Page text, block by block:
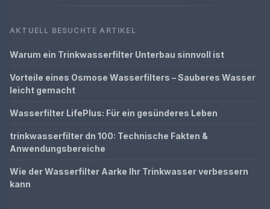
AKTUELL BESUCHTE ARTIKEL
Warum ein Trinkwasserfilter Unterbau sinnvoll ist
Vorteile eines Osmose Wasserfilters – Sauberes Wasser
leicht gemacht
Wasserfilter LifePlus: Für ein gesünderes Leben
trinkwasserfilter dn 100: Technische Fakten &
Anwendungsbereiche
Wie der Wasserfilter Aarke Ihr Trinkwasser verbessern
kann